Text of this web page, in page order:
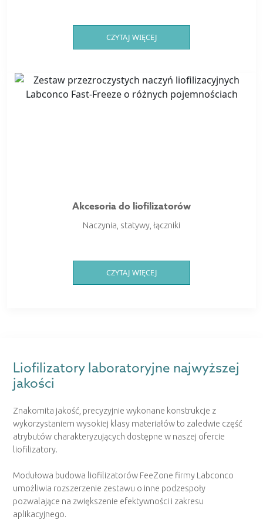
CZYTAJ WIĘCEJ
Akcesoria do liofilizatorów
Naczynia, statywy, łączniki
CZYTAJ WIĘCEJ
Liofilizatory laboratoryjne najwyższej
jakości
Znakomita jakość, precyzyjnie wykonane konstrukcje z
wykorzystaniem wysokiej klasy materiałów to zaledwie część
atrybutów charakteryzujących dostępne w naszej ofercie
liofilizatory.
Modułowa budowa liofilizatorów FeeZone firmy Labconco
umożliwia rozszerzenie zestawu o inne podzespoły
pozwalające na zwiększenie efektywności i zakresu
aplikacyjnego.